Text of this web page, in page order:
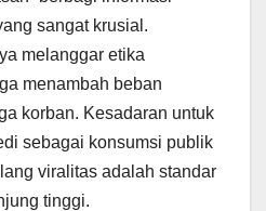
sangat krusial.
melanggar etika
menambah beban
korban. Kesadaran untuk
sebagai konsumsi publik
viralitas adalah standar
tinggi.